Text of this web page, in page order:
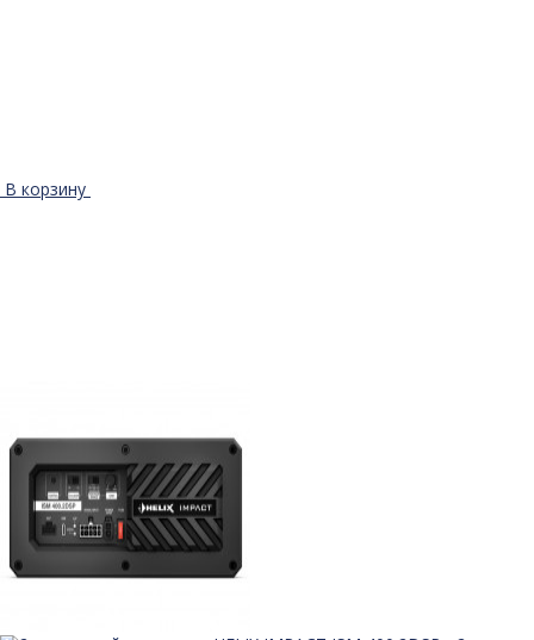
В корзину